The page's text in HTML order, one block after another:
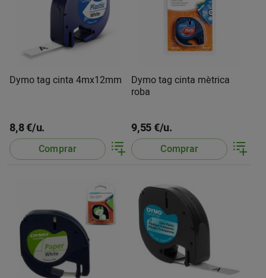
Dymo tag cinta 4mx12mm
8,8 €/u.
Comprar
Dymo tag cinta mètrica
roba
9,55 €/u.
Comprar